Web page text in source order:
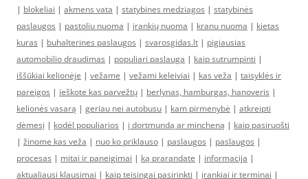
| blokeliai | akmens vata | statybines medziagos | statybinės
paslaugos | pastoliu nuoma | įrankių nuoma | kranu nuoma | kietas
kuras | buhalterines paslaugos | svarosgidas.lt | pigiausias
automobilio draudimas | populiari paslauga | kaip sutrumpinti |
iššūkiai kelionėje | vežame | vežami keleiviai | kas veža | taisyklės ir
pareigos | ieškote kas parvežtų | berlynas, hamburgas, hanoveris |
kelionės vasarą | geriau nei autobusu | kam pirmenybė | atkreipti
dėmesį | kodėl populiarios | į dortmundą ar mincheną | kaip pasiruošti
| žinome kas veža | nuo ko priklauso | paslaugos | paslaugos |
procesas | mitai ir paneigimai | ką prarandate | informacija |
aktualiausi klausimai | kaip teisingai pasirinkti | įrankiai ir terminai |